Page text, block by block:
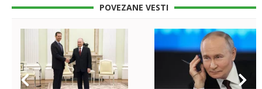
POVEZANE VESTI